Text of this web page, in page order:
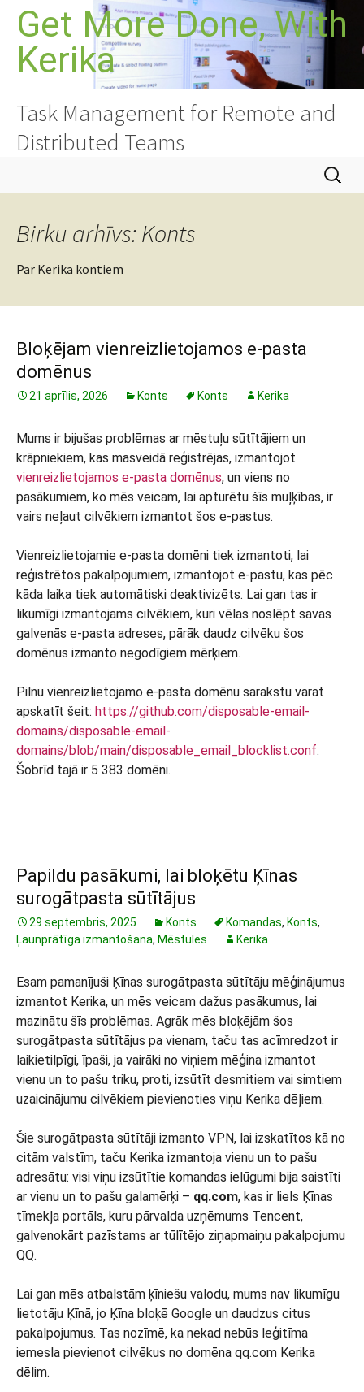
Doties
saturu
Get More Done, With
Kerika
Task Management for Remote and
Distributed Teams
Meklēt:
Birku arhīvs: Konts
Par Kerika kontiem
Bloķējam vienreizlietojamos e-pasta
domēnus
21 aprīlis, 2026 Konts Konts Kerika
Mums ir bijušas problēmas ar mēstuļu sūtītājiem un
krāpniekiem, kas masveidā reģistrējas, izmantojot
vienreizlietojamos e-pasta domēnus, un viens no
pasākumiem, ko mēs veicam, lai apturētu šīs muļķības, ir
vairs neļaut cilvēkiem izmantot šos e-pastus.
Vienreizlietojamie e-pasta domēni tiek izmantoti, lai
reģistrētos pakalpojumiem, izmantojot e-pastu, kas pēc
kāda laika tiek automātiski deaktivizēts. Lai gan tas ir
likumīgi izmantojams cilvēkiem, kuri vēlas noslēpt savas
galvenās e-pasta adreses, pārāk daudz cilvēku šos
domēnus izmanto negodīgiem mērķiem.
Pilnu vienreizlietojamo e-pasta domēnu sarakstu varat
apskatīt šeit: https://github.com/disposable-email-
domains/disposable-email-
domains/blob/main/disposable_email_blocklist.conf.
Šobrīd tajā ir 5 383 domēni.
Papildu pasākumi, lai bloķētu Ķīnas
surogātpasta sūtītājus
29 septembris, 2025 Konts Komandas, Konts,
Ļaunprātīga izmantošana, Mēstules Kerika
Esam pamanījuši Ķīnas surogātpasta sūtītāju mēģinājumus
izmantot Kerika, un mēs veicam dažus pasākumus, lai
mazinātu šīs problēmas. Agrāk mēs bloķējām šos
surogātpasta sūtītājus pa vienam, taču tas acīmredzot ir
laikietilpīgi, īpaši, ja vairāki no viņiem mēģina izmantot
vienu un to pašu triku, proti, izsūtīt desmitiem vai simtiem
uzaicinājumu cilvēkiem pievienoties viņu Kerika dēļiem.
Šie surogātpasta sūtītāji izmanto VPN, lai izskatītos kā no
citām valstīm, taču Kerika izmantoja vienu un to pašu
adresātu: visi viņu izsūtītie komandas ielūgumi bija saistīti
ar vienu un to pašu galamērķi – qq.com, kas ir liels Ķīnas
tīmekļa portāls, kuru pārvalda uzņēmums Tencent,
galvenokārt pazīstams ar tūlītējo ziņapmaiņu pakalpojumu
QQ.
Lai gan mēs atbalstām ķīniešu valodu, mums nav likumīgu
lietotāju Ķīnā, jo Ķīna bloķē Google un daudzus citus
pakalpojumus. Tas nozīmē, ka nekad nebūs leģitīma
iemesla pievienot cilvēkus no domēna qq.com Kerika
dēlim.